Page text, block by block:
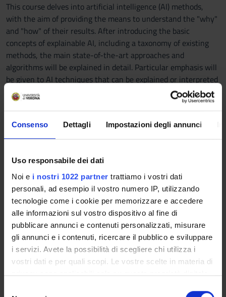
Consenso Dettagli Impostazioni degli annunci
Uso responsabile dei dati
Noi e i nostri 1022 partner trattiamo i vostri dati
personali, ad esempio il vostro numero IP, utilizzando
tecnologie come i cookie per memorizzare e accedere
alle informazioni sul vostro dispositivo al fine di
pubblicare annunci e contenuti personalizzati, misurare
gli annunci e i contenuti, ricercare il pubblico e sviluppare
i servizi. Avete la possibilità di scegliere chi utilizza i
vostri dati e per quali scopi. Le vostre scelte in materia di
privacy sono applicabili solo su questa proprietà digitale
This course delves into artificial intelligence (AI) methods,
with the aim of providing the means to understand the "why"
and "how" of their results. After introducing the basic
concepts of explainable AI, including a taxonomy of existing
methods, the main state-of-the-art approaches and
algorithms will be explained in detail. Particular emphasis will
be given to AI techniques that can be explained or interpreted
by construction, i.e., that ensure easy readability by humans,
increasing trust in AI. In this context, the focus will be mainly
theoretical part will be complemented by practical sessions in
which concepts and algorithms will be implemented and/or
Prerequisites and basic notions
Model-free and model-based RL; basics of statistics; basics of
automated reasoning and propositional / first-order /
temporal logics.
Program
explainability and interpretability for AI; concepts and
algorithms for the causal analysis of data in the form of time
series (Granger causality, main assumptions of causality, main